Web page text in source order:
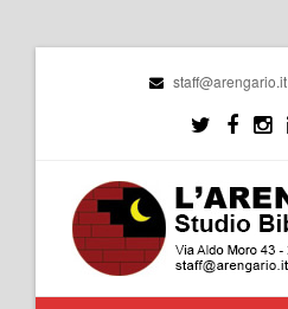
staff@arengario.it